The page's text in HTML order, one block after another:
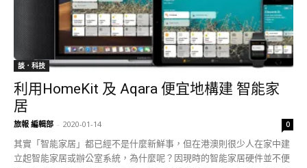
談．科技
利用HomeKit 及 Aqara 便宜地構建 智能家
居
旅報 編輯部 - 2020-01-14 0
其實「智能家居」都已經不是什麼新鮮事，但在港澳則很少人在家中建
立起智能家居或辦公室系統，為什麼呢？因現時的智能家居硬件並不便